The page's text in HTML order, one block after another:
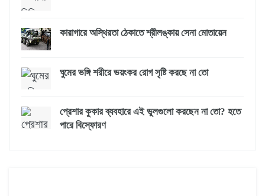
কারাগারে অস্থিরতা ঠেকাতে শ্রীলঙ্কায় সেনা মোতায়েন
ঘুমের ভঙ্গি শরীরে ভয়ংকর রোগ সৃষ্টি করছে না তো
প্রেশার কুকার ব্যবহারে এই ভুলগুলো করছেন না তো? হতে
পারে বিস্ফোরণ